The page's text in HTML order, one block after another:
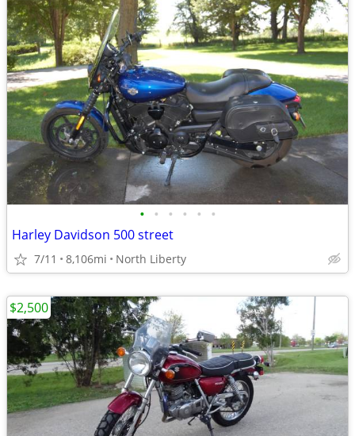
• • • • • •
Harley Davidson 500 street
7/11 8,106mi North Liberty
$2,500